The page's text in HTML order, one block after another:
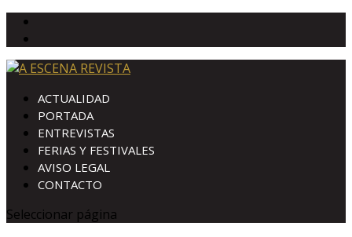
ACTUALIDAD
PORTADA
ENTREVISTAS
FERIAS Y FESTIVALES
AVISO LEGAL
CONTACTO
Seleccionar página